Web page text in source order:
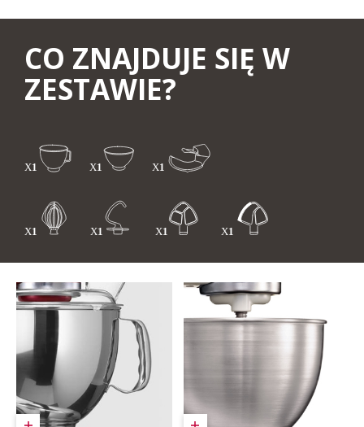
CO ZNAJDUJE SIĘ W
ZESTAWIE?